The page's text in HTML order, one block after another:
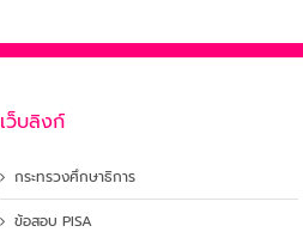
เว็บลิงก์
กระทรวงศึกษาธิการ
ข้อสอบ PISA